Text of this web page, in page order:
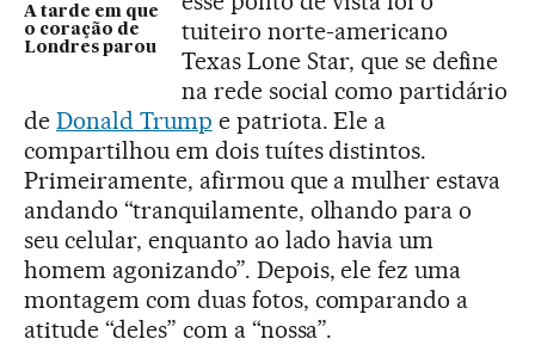
A tarde em que
o coração de
Londres parou
tuiteiro norte-americano
Texas Lone Star, que se define
na rede social como partidário
de Donald Trump e patriota. Ele a
compartilhou em dois tuítes distintos.
Primeiramente, afirmou que a mulher estava
andando “tranquilamente, olhando para o
seu celular, enquanto ao lado havia um
homem agonizando”. Depois, ele fez uma
montagem com duas fotos, comparando a
atitude “deles” com a “nossa”.